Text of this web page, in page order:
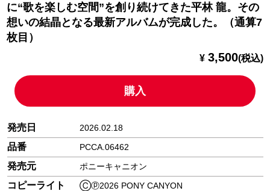
に“歌を楽しむ空間”を創り続けてきた平林 龍。その
想いの結晶となる最新アルバムが完成した。（通算7
枚目）
¥ 3,500(税込)
購入
発売日 2026.02.18
品番 PCCA.06462
発売元 ポニーキャニオン
コピーライト Ⓒⓟ2026 PONY CANYON